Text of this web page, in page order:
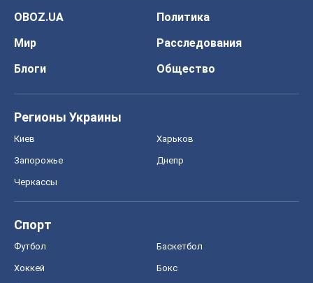
OBOZ.UA
Политика
Мир
Расследования
Блоги
Общество
Регионы Украины
Киев Харьков
Запорожье Днепр
Черкассы
Спорт
Футбол Баскетбол
Хоккей Бокс